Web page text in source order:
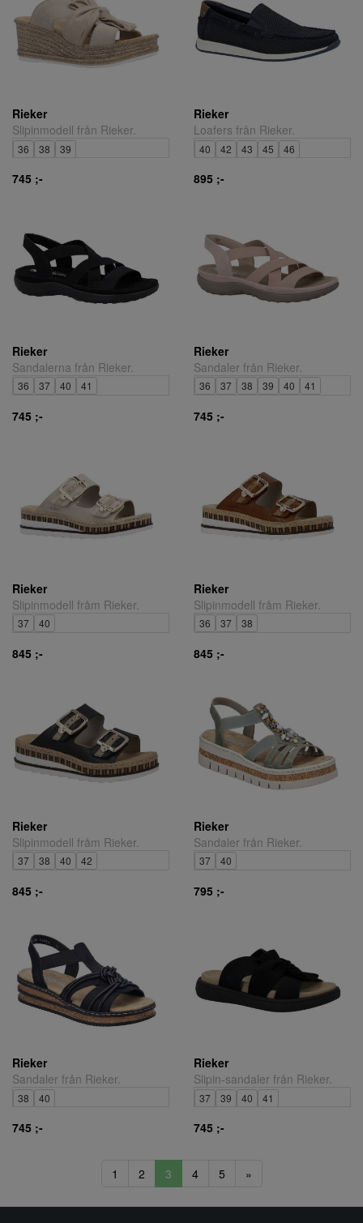
Rieker
Slipinmodell från Rieker.
36 38 39
745 ;-
Rieker
Loafers från Rieker.
40 42 43 45 46
895 ;-
Rieker
Sandalerna från Rieker.
36 37 40 41
745 ;-
Rieker
Sandaler från Rieker.
36 37 38 39 40 41
745 ;-
Rieker
Slipinmodell fråm Rieker.
37 40
845 ;-
Rieker
Slipinmodell fråm Rieker.
36 37 38
845 ;-
Rieker
Slipinmodell fråm Rieker.
37 38 40 42
845 ;-
Rieker
Sandaler från Rieker.
37 40
795 ;-
Rieker
Sandaler från Rieker.
38 40
745 ;-
Rieker
Slipin-sandaler från Rieker.
37 39 40 41
745 ;-
1 2 3 4 5 »